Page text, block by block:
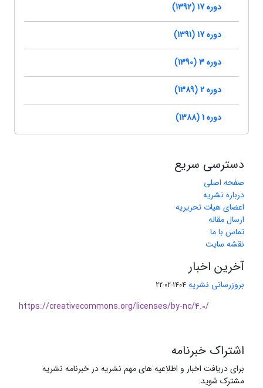
دوره 17 (1392)
دوره 17 (1391)
دوره 3 (1390)
دوره 2 (1389)
دوره 1 (1388)
دسترسی سریع
صفحه اصلی
درباره نشریه
اعضای هیات تحریریه
ارسال مقاله
تماس با ما
نقشه سایت
آخرین اخبار
بروزرسانی نشریه 1404-02-22
https://creativecommons.org/licenses/by-nc/4.0/
اشتراک خبرنامه
برای دریافت اخبار و اطلاعیه های مهم نشریه در خبرنامه نشریه
مشترک شوید.